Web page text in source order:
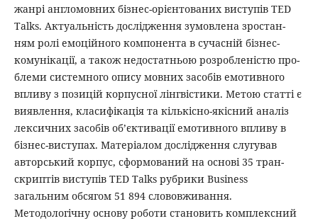
жанрі англомовних бізнес-орієнтованих виступів TED
Talks. Актуальність дослідження зумовлена зростан-
ням ролі емоційного компонента в сучасній бізнес-
комунікації, а також недостатньою розробленістю про-
блеми системного опису мовних засобів емотивного
впливу з позицій корпусної лінгвістики. Метою статті є
виявлення, класифікація та кількісно-якісний аналіз
лексичних засобів обʼєктивації емотивного впливу в
бізнес-виступах. Матеріалом дослідження слугував
авторський корпус, сформований на основі 35 тран-
скриптів виступів TED Talks рубрики Business
загальним обсягом 51 894 слововживання.
Методологічну основу роботи становить комплексний